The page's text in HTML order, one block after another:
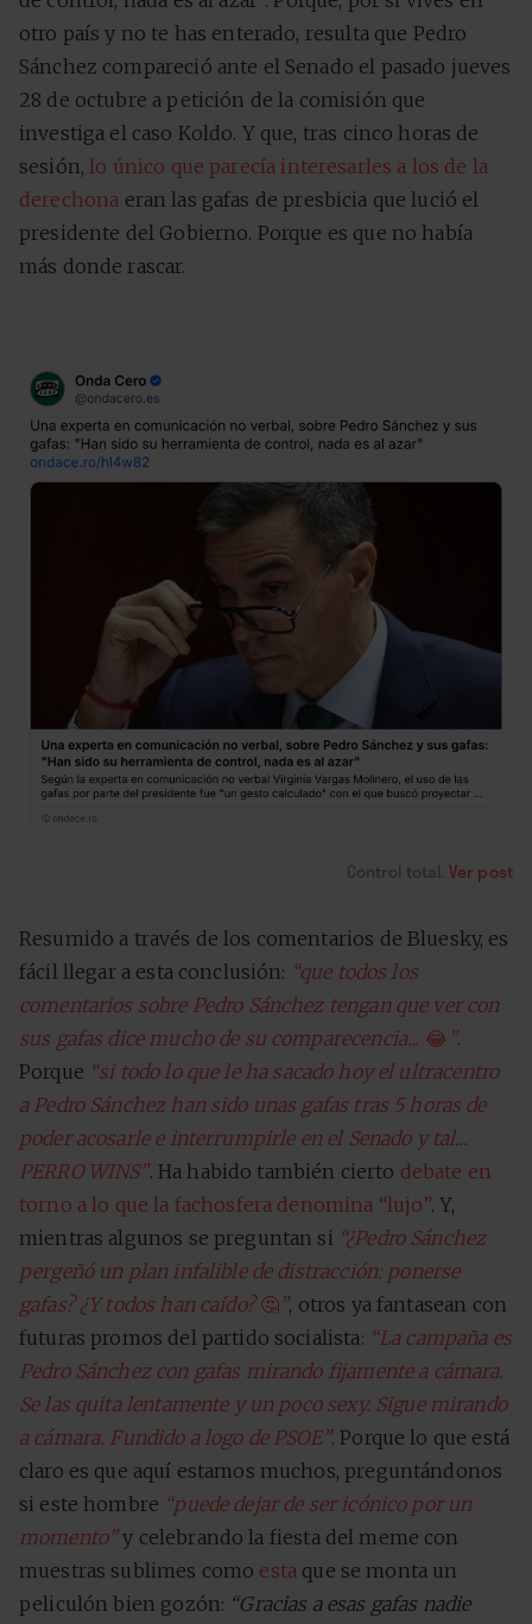
otro país y no te has enterado, resulta que Pedro
Sánchez compareció ante el Senado el pasado jueves
28 de octubre a petición de la comisión que
investiga el caso Koldo. Y que, tras cinco horas de
sesión,lo único que parecía interesarles a los de la
derechona eran las gafas de presbicia que lució el
presidente del Gobierno. Porque es que no había
más donde rascar.
Control total. Ver post
Resumido a través de los comentarios de Bluesky, es
fácil llegar a esta conclusión: “que todos los
comentarios sobre Pedro Sánchez tengan que ver con
sus gafas dice mucho de su comparecencia... 😂 ”.
Porque “si todo lo que le ha sacado hoy el ultracentro
a Pedro Sánchez han sido unas gafas tras 5 horas de
poder acosarle e interrumpirle en el Senado y tal...
PERRO WINS”. Ha habido también cierto debate en
torno a lo que la fachosfera denomina “lujo”. Y,
mientras algunos se preguntan si “¿Pedro Sánchez
pergeñó un plan infalible de distracción: ponerse
gafas? ¿Y todos han caído?🤔 ”, otros ya fantasean con
futuras promos del partido socialista: “La campaña es
Pedro Sánchez con gafas mirando fijamente a cámara.
Se las quita lentamente y un poco sexy. Sigue mirando
a cámara. Fundido a logo de PSOE”. Porque lo que está
claro es que aquí estamos muchos, preguntándonos
si este hombre “puede dejar de ser icónico por un
momento”y celebrando la fiesta del meme con
muestras sublimes como esta que se monta un
peliculón bien gozón: “Gracias a esas gafas nadie